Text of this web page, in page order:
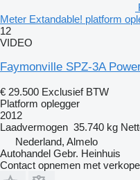
Meter Extandable! platform
12
VIDEO
Faymonville SPZ-3A
€ 29.500 Exclusief BTW
Platform oplegger
2012
Laadvermogen 35.740 kg
Nederland, Almelo
Autohandel Gebr. Heinhuis
Contact opnemen met